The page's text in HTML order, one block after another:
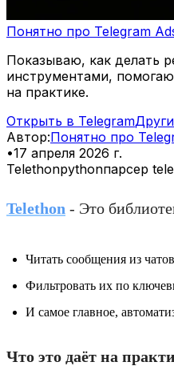
Понятно про Telegram
Показываю, как делать
инструментами,
на практике.
Открыть в Telegram
Автор:Понятно про
•17 апреля 2026 г.
Telethonpythonпарсер
Telethon - Это
Читать сообщения из
Фильтровать их по
И самое главное,
Что это даёт на